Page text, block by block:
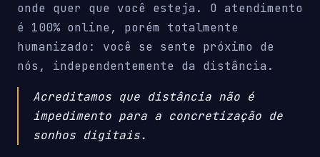
onde quer que você esteja. O atendimento
é 100% online, porém totalmente
humanizado: você se sente próximo de
nós, independentemente da distância.
Acreditamos que distância não é
impedimento para a concretização de
sonhos digitais.